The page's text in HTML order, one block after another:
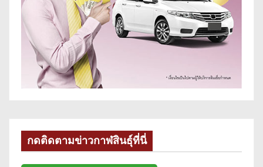
กดติดตามข่าวกาฬสินธุ์ที่นี่